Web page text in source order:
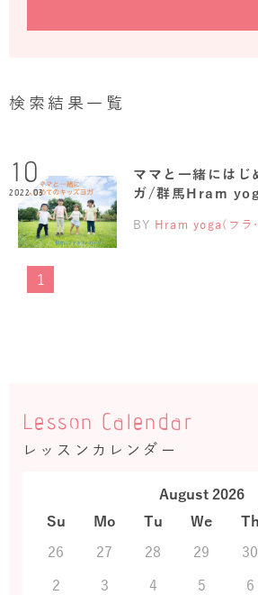
検索結果一覧
10
2022.03
ママと一緒にはじ
ガ/群馬Hram
BY Hram yoga(フ
1
Lesson Calendar
レッスンカレンダー
August 2026
Su
Mo Tu We Th
26
27 28 29 30
2
3 4 5 6